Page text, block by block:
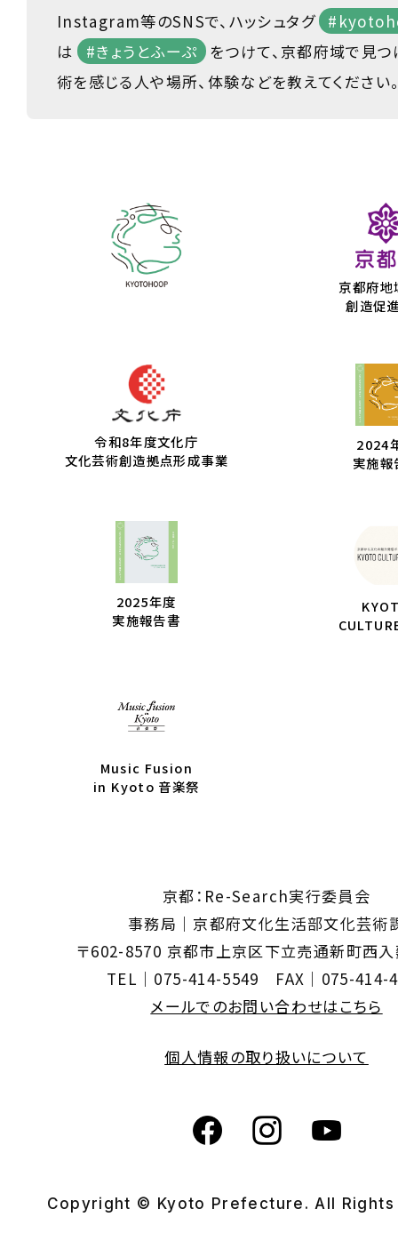
Instagram等のSNSで、ハッシュタグ
は
#きょうとふーぷ
をつけて、京都府域で見
術を感じる人や場所、体験などを教えてください
京都府地
創造促
令和8年度文化庁
文化芸術創造拠点形成事業
2024
実施報
2025年度
実施報告書
Music Fusion
in Kyoto 音楽祭
京都：Re-Search実行委員会
事務局｜京都府文化生活部文化芸術
〒602-8570 京都市上京区下立売通新町西入
TEL｜075-414-5549 FAX｜075-414-
メールでのお問い合わせはこちら
個人情報の取り扱いについて
Copyright © Kyoto Prefecture. All Rights